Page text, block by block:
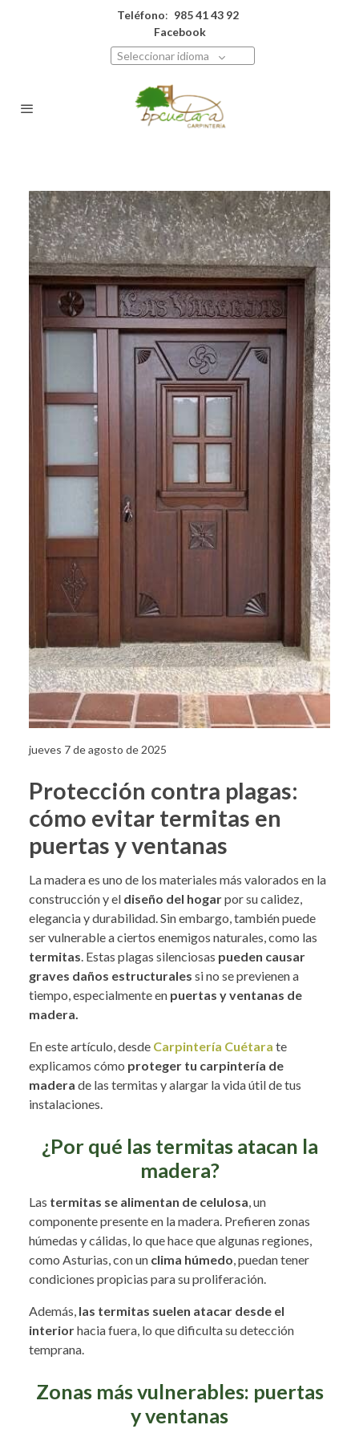
Teléfono: 985 41 43 92
Facebook
Seleccionar idioma
jueves 7 de agosto de 2025
Protección contra plagas:
cómo evitar termitas en
puertas y ventanas
La madera es uno de los materiales más valorados en la
construcción y el diseño del hogarpor su calidez,
elegancia y durabilidad. Sin embargo, también puede
ser vulnerable a ciertos enemigos naturales, como las
termitas. Estas plagas silenciosas pueden causar
graves daños estructurales si no se previenen a
tiempo, especialmente en puertas y ventanas de
madera.
En este artículo, desde Carpintería Cuétara te
explicamos cómo proteger tu carpintería de
madera de las termitas y alargar la vida útil de tus
instalaciones.
¿Por qué las termitas atacan la
madera?
Las termitas se alimentan de celulosa , un
componente presente en la madera. Prefieren zonas
húmedas y cálidas, lo que hace que algunas regiones,
como Asturias, con un clima húmedo , puedan tener
condiciones propicias para su proliferación.
Además, las termitas suelen atacar desde el
interiorhacia fuera, lo que dificulta su detección
temprana.
Zonas más vulnerables: puertas
y ventanas